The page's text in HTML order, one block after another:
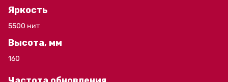
Яркость
5500 нит
Высота, мм
160